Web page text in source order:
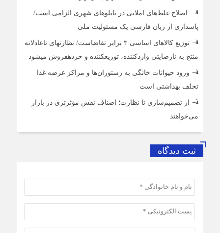
اصلاح غلط‌های املایی در تابلوهای شهری الزامی است/
پاسداری از زبان فارسی یک مسئولیت ملی
توزیع کالاهای اساسی ۳ برابر تقاضاست/ نظارت‎های ناعادلانه
منتج به نارضایتی واردکننده، توزیع‎کننده و خرده‎فروش می‎شود
ورود حیوانات خانگی به رستوران‌ها و مراکز عرضه غذا
تخلف بهداشتی است
از تصمیم‌سازی تا نظارت؛ اصناف نقش مؤثرتری در بازار
می‌خواهند
ثبت دیدگاه